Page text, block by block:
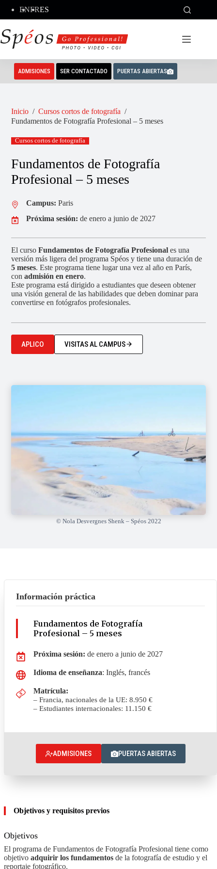
contenido
ENFRES
ADMISIONES SER CONTACTADO PUERTAS ABIERTAS
Inicio / Cursos cortos de fotografía /
Fundamentos de Fotografía Profesional – 5 meses
Cursos cortos de fotografía
Fundamentos de Fotografía
Profesional – 5 meses
Campus: Paris
Próxima sesión: de enero a junio de 2027
El curso Fundamentos de Fotografía Profesional es una
versión más ligera del programa Spéos y tiene una duración de
5 meses. Este programa tiene lugar una vez al año en París,
con admisión en enero.
Este programa está dirigido a estudiantes que deseen obtener
una visión general de las habilidades que deben dominar para
convertirse en fotógrafos profesionales.
APLICO VISITAS AL CAMPUS
© Nola Desvergnes Shenk – Spéos 2022
Objetivos y requisitos previos
Objetivos
El programa de Fundamentos de Fotografía Profesional tiene como
objetivo adquirir los fundamentos de la fotografía de estudio y el
reportaje fotográfico.
Información práctica
Fundamentos de Fotografía
Profesional – 5 meses
Próxima sesión: de enero a junio de 2027
Idioma de enseñanza: Inglés, francés
Matrícula:
– Francia, nacionales de la UE: 8.950 €
– Estudiantes internacionales: 11.150 €
ADMISIONES PUERTAS ABIERTAS